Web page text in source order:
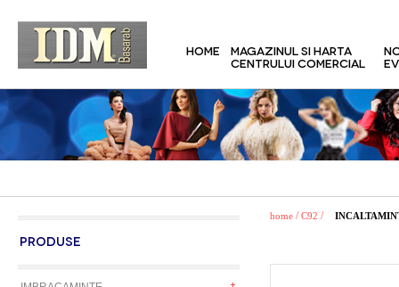
HOME
MAGAZINUL SI HARTA
CENTRULUI COMERCIAL
PRODUSE
home / C92 /